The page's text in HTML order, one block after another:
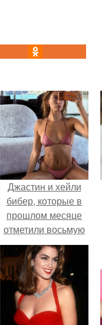
Джастин и хейли
бибер, которые в
прошлом месяце
отметили восьмую
годовщину
помолвки, показали
новые фото с
совместного
отдыха.